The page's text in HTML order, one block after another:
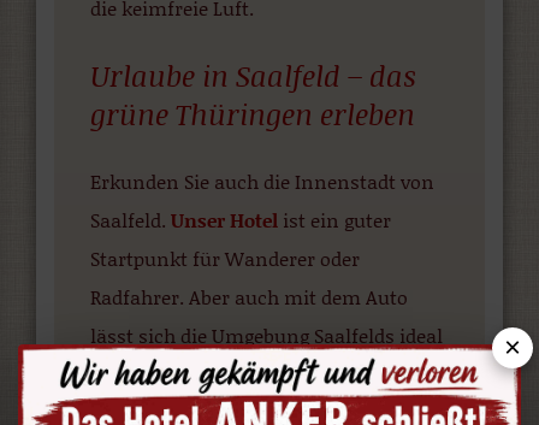
die keimfreie Luft.
Urlaube in Saalfeld – das
grüne Thüringen erleben
Erkunden Sie auch die Innenstadt von
Saalfeld. Unser Hotel ist ein guter
Startpunkt für Wanderer oder
Radfahrer. Aber auch mit dem Auto
lässt sich die Umgebung Saalfelds ideal
erkunden. Die Innenstadt hat zudem
viele Sehenswürdigkeiten. Dazu
×